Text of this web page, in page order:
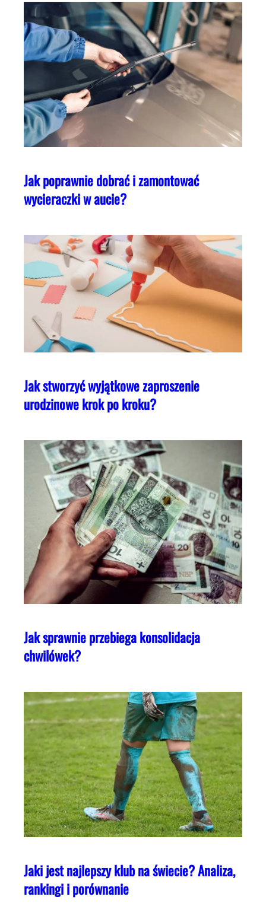
Jak poprawnie dobrać i zamontować
wycieraczki w aucie?
Jak stworzyć wyjątkowe zaproszenie
urodzinowe krok po kroku?
Jak sprawnie przebiega konsolidacja
chwilówek?
Jaki jest najlepszy klub na świecie? Analiza,
rankingi i porównanie